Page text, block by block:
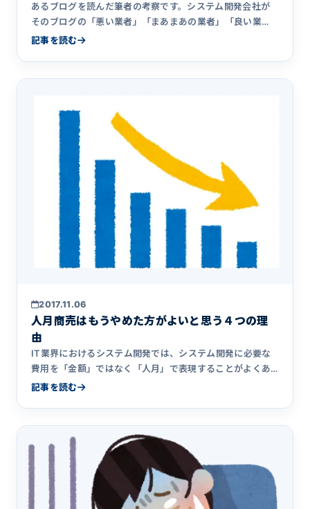
あるブログを読んだ筆者の考察です。システム開発会社が
そのブログの「悪い業者」「まあまあの業者」「良い業
者」のやり方を採用するそれぞれの背景について、アクシ
記事を読む
2017.11.06
人月商売はもうやめた方がよいと思う４つの理
由
IT業界におけるシステム開発では、システム開発に必要な
費用を「金額」ではなく「人月」で表現することがよくあ
ります。しかしこの人月商売には様々な弊害もあり、人月商
記事を読む